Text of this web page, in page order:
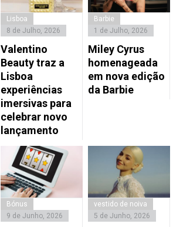
Lisboa
8 de Julho, 2026
Valentino
Beauty traz a
Lisboa
experiências
imersivas para
celebrar novo
lançamento
Barbie
1 de Julho, 2026
Miley Cyrus
homenageada
em nova edição
da Barbie
Bónus
9 de Junho, 2026
vestido de noiva
5 de Junho, 2026